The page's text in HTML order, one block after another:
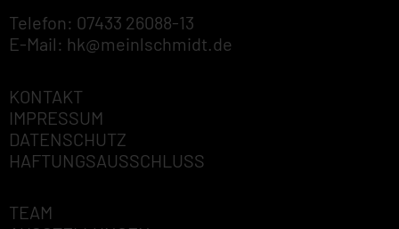
Telefon: 07433 26088-13
E-Mail: hk@meinlschmidt.de
KONTAKT
IMPRESSUM
DATENSCHUTZ
HAFTUNGSAUSSCHLUSS
TEAM